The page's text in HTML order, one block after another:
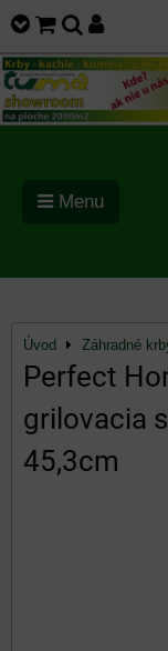
Menu
Úvod Záhradné
Perfect
grilovacia
45,3cm